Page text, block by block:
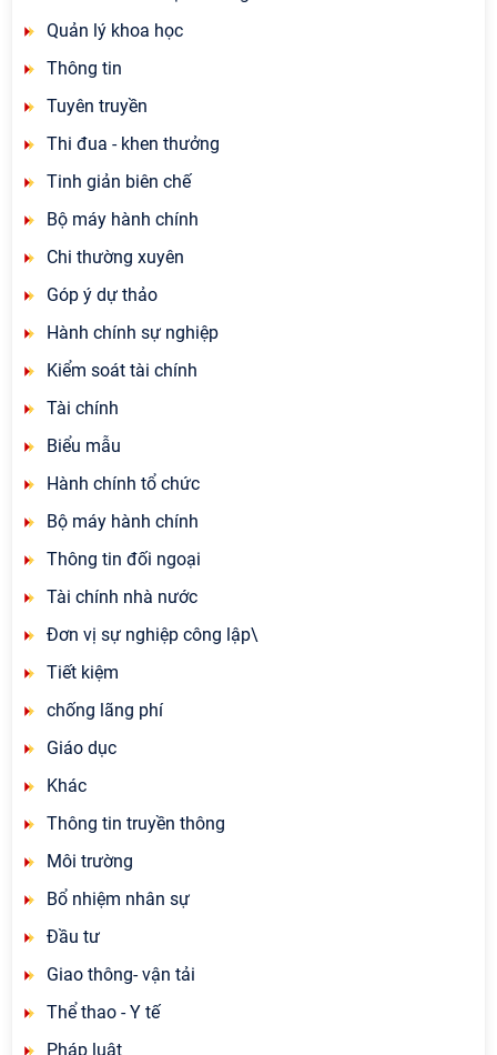
Quản lý khoa học
Thông tin
Tuyên truyền
Thi đua - khen thưởng
Tinh giản biên chế
Bộ máy hành chính
Chi thường xuyên
Góp ý dự thảo
Hành chính sự nghiệp
Kiểm soát tài chính
Tài chính
Biểu mẫu
Hành chính tổ chức
Bộ máy hành chính
Thông tin đối ngoại
Tài chính nhà nước
Đơn vị sự nghiệp công lập\
Tiết kiệm
chống lãng phí
Giáo dục
Khác
Thông tin truyền thông
Môi trường
Bổ nhiệm nhân sự
Đầu tư
Giao thông- vận tải
Thể thao - Y tế
Pháp luật